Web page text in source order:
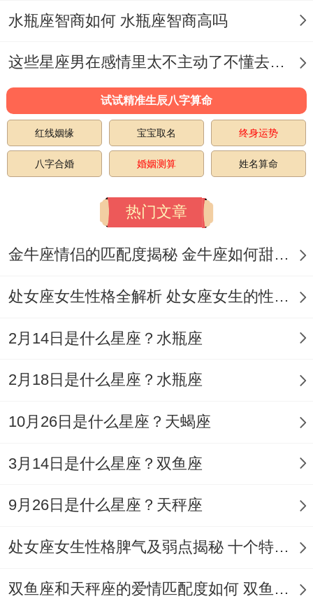
修正优先选择结构稳定、五行互补的字、
如“玥”“安”等！
测字可不可以预测婚姻女孩名字有何是- 测
字预测婚姻的科学性争议。测字学虽缺乏实
证支持、但其通过字形拆解（如“霞”分“雨”还
有“段”！
标记感情分段）还有心理暗示关系到个人行
解、“斌”左“文”右“武”、性格矛盾易致婚姻冲
颈！
谐音想一想~“玲”谐音“零”；标记孤独；
记坚韧，南方则因气候区别削弱其阳光的寓
意...
合命理想一想.
水瓶座智商如何 水瓶座智商高吗
这些星座男在感情里太不主动了不懂去爱 这些星座男在感情中排第几
试试精准生辰八字算命
红线姻缘 宝宝取名 终身运势
八字合婚 婚姻测算 姓名算命
热门文章
金牛座情侣的匹配度揭秘 金牛座如何甜蜜恋爱
处女座女生性格全解析 处女座女生的性格是什么样的
2月14日是什么星座？水瓶座
2月18日是什么星座？水瓶座
10月26日是什么星座？天蝎座
3月14日是什么星座？双鱼座
9月26日是什么星座？天秤座
处女座女生性格脾气及弱点揭秘 十个特点惊人！
双鱼座和天秤座的爱情匹配度如何 双鱼天秤缘分会怎样